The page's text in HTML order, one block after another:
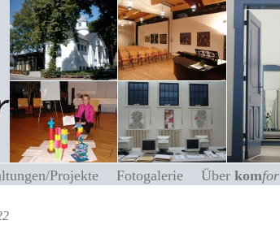
Projekte Fotogalerie Über komfor